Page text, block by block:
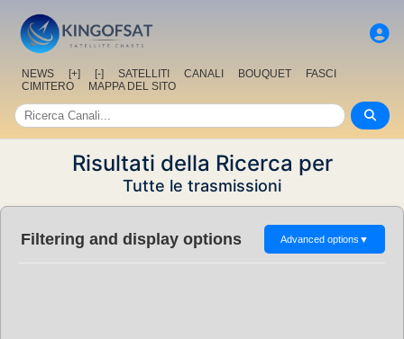
NEWS [+] [-] SATELLITI CANALI BOUQUET
FASCI
CIMITERO
MAPPA DEL SITO
Risultati della Ricerca per
Tutte le trasmissioni
Filtering and display options Advanced options ▼